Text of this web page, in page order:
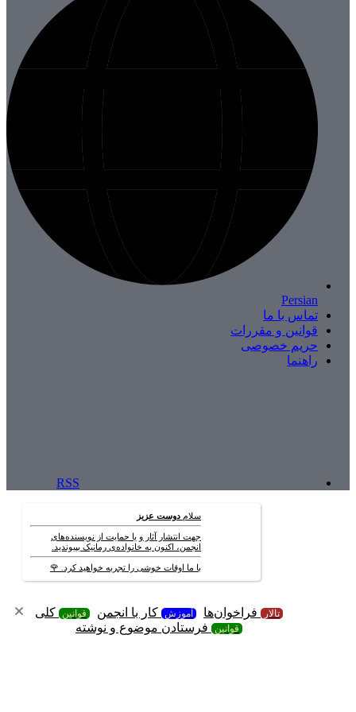
Persian
تماس با ما
قوانین و مقررات
حریم خصوصی
راهنما
RSS
سلام دوست عزیز
جهت انتشار آثار و یا حمایت از نویسنده‌های
انجمن، اکنون به خانواده‌ی رمانیک بپیوندید.
با ما اوقات خوشی را تجربه خواهید کرد. 🌹
تالار فراخوان‌ها آموزش کار با انجمن قوانین کلی
قوانین فرستادن موضوع و نوشته